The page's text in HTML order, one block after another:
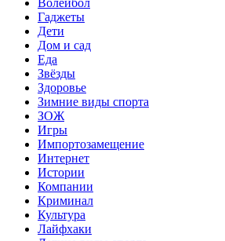
Волейбол
Гаджеты
Дети
Дом и сад
Еда
Звёзды
Здоровье
Зимние виды спорта
ЗОЖ
Игры
Импортозамещение
Интернет
Истории
Компании
Криминал
Культура
Лайфхаки